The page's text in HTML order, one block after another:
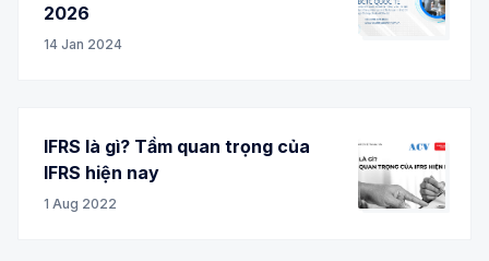
2026
14 Jan 2024
IFRS là gì? Tầm quan trọng của
IFRS hiện nay
1 Aug 2022